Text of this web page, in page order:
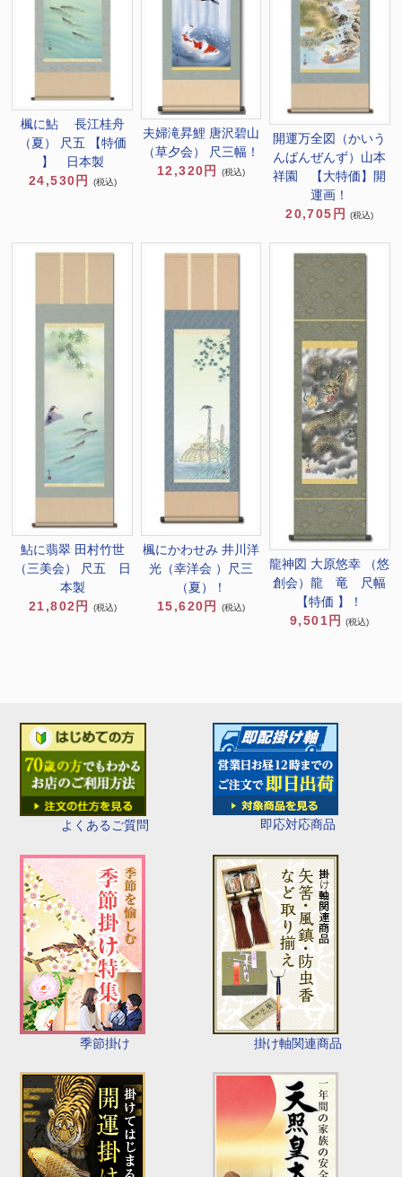
よくあるご質問 即応対応商品
季節掛け 掛け軸関連商品
楓に鮎 長江桂舟
（夏） 尺五 【特価
】 日本製
24,530円
(税込)
夫婦滝昇鯉 唐沢碧山
（草夕会） 尺三幅！
12,320円
(税込)
開運万全図（かいう
んばんぜんず）山本
祥園 【大特価】開
運画！
20,705円
(税込)
鮎に翡翠 田村竹世
（三美会） 尺五 日
本製
21,802円
(税込)
楓にかわせみ 井川洋
光（幸洋会 ）尺三
（夏）！
15,620円
(税込)
龍神図 大原悠幸 （悠
創会）龍 竜 尺幅
【特価 】！
9,501円
(税込)